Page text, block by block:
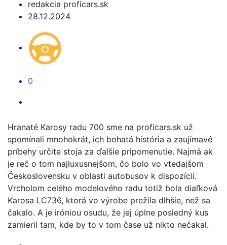
redakcia proficars.sk
28.12.2024
0
Hranaté Karosy radu 700 sme na proficars.sk už
spomínali mnohokrát, ich bohatá história a zaujímavé
príbehy určite stoja za ďalšie pripomenutie. Najmä ak
je reč o tom najluxusnejšom, čo bolo vo vtedajšom
Československu v oblasti autobusov k dispozícii.
Vrcholom celého modelového radu totiž bola diaľková
Karosa LC736, ktorá vo výrobe prežila dlhšie, než sa
čakalo. A je iróniou osudu, že jej úplne posledný kus
zamieril tam, kde by to v tom čase už nikto nečakal.